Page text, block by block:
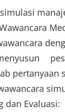
pertanyaan
dan Evaluasi: